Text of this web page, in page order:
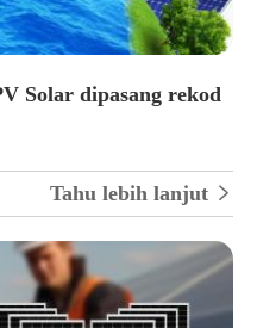
Solar dipasang rekod
Tahu lebih lanjut 